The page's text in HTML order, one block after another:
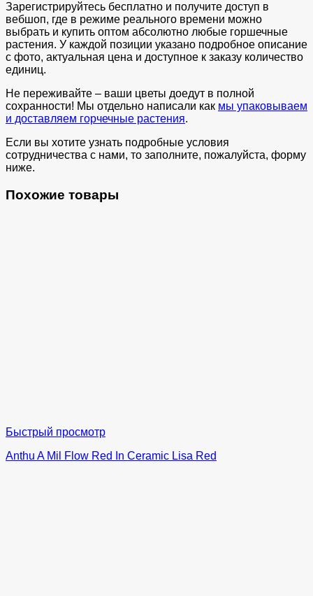
Зарегистрируйтесь бесплатно и получите доступ в
вебшоп, где в режиме реального времени можно
выбрать и купить оптом абсолютно любые горшечные
растения. У каждой позиции указано подробное описание
с фото, актуальная цена и доступное к заказу количество
единиц.
Не переживайте – ваши цветы доедут в полной
сохранности! Мы отдельно написали как мы упаковываем
и доставляем горчечные растения.
Если вы хотите узнать подробные условия
сотрудничества с нами, то заполните, пожалуйста, форму
ниже.
Похожие товары
Быстрый просмотр
Anthu A Mil Flow Red In Ceramic Lisa Red